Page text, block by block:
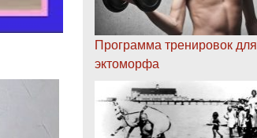
Программа тренировок для
эктоморфа